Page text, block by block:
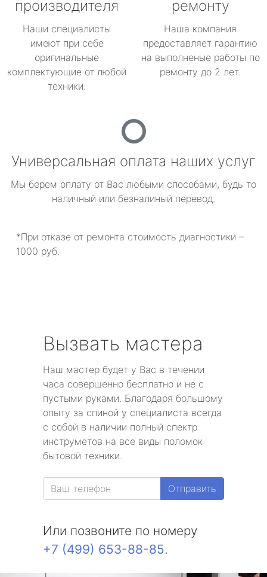
производителя
Наши специалисты
имеют при себе
оригинальные
комплектующие от любой
техники.
ремонту
Наша компания
предоставляет гарантию
на выполненые работы по
ремонту до 2 лет.
Универсальная оплата наших услуг
Мы берем оплату от Вас любыми способами, будь то
наличный или безналиный перевод.
*При отказе от ремонта стоимость диагностики –
1000 руб.
Вызвать мастера
Наш мастер будет у Вас в течении
часа совершенно бесплатно и не с
пустыми руками. Благодаря большому
опыту за спиной у специалиста всегда
с собой в наличии полный спектр
инструметов на все виды поломок
бытовой техники.
Отправить
Или позвоните по номеру
+7 (499) 653-88-85.